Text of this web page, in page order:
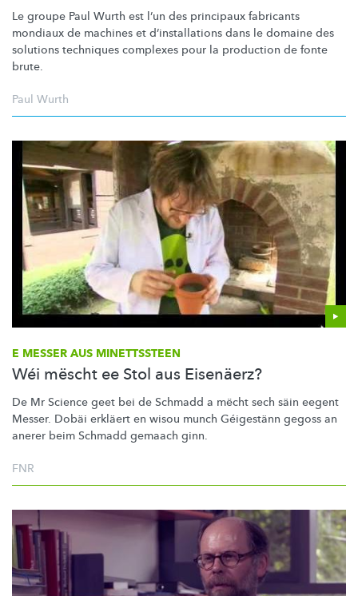
Le groupe Paul Wurth est l’un des principaux fabricants
mondiaux de machines et d’installations dans le domaine des
solutions techniques complexes pour la production de fonte
brute.
Paul Wurth
E MESSER AUS MINETTSSTEEN
Wéi mëscht ee Stol aus Eisenäerz?
De Mr Science geet bei de Schmadd a mëcht sech säin eegent
Messer. Dobäi erkläert en wisou munch Géigestänn gegoss an
anerer beim Schmadd gemaach ginn.
FNR